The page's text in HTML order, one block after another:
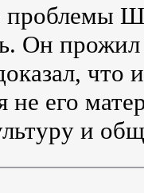
Он
что
не его
и